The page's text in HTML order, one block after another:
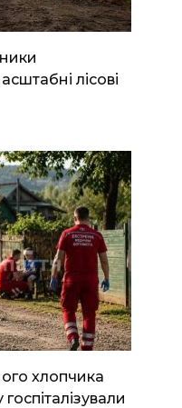
лісові
хлопчика